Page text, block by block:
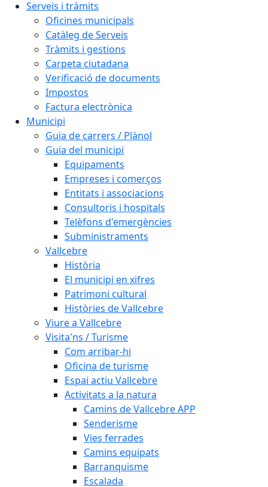
Serveis i tràmits
Oficines municipals
Catàleg de Serveis
Tràmits i gestions
Carpeta ciutadana
Verificació de documents
Impostos
Factura electrònica
Municipi
Guia de carrers / Plànol
Guia del municipi
Equipaments
Empreses i comerços
Entitats i associacions
Consultoris i hospitals
Telèfons d'emergències
Subministraments
Vallcebre
Història
El municipi en xifres
Patrimoni cultural
Històries de Vallcebre
Viure a Vallcebre
Visita'ns / Turisme
Com arribar-hi
Oficina de turisme
Espai actiu Vallcebre
Activitats a la natura
Camins de Vallcebre APP
Senderisme
Vies ferrades
Camins equipats
Barranquisme
Escalada